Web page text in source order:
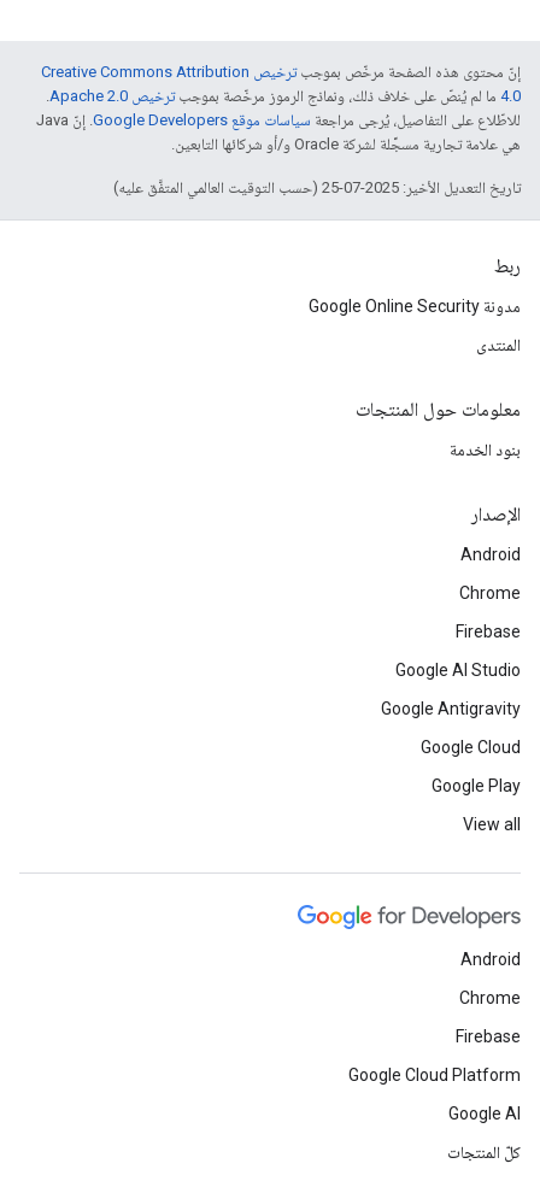
إنّ محتوى هذه الصفحة مرخّص بموجب
ترخيص Creative Commons Attribution
4.0‏ ما لم يُنصّ على خلاف ذلك، ونماذج الرموز مرخّصة بموجبترخيص Apache 2.0‏
.
للاطّلاع على التفاصيل، يُرجى مراجعة سياسات موقع Google Developers‏
. إنّ Java
هي علامة تجارية مسجَّلة لشركة Oracle و/أو شركائها التابعين.
تاريخ التعديل الأخير: 2025-07-25 (حسب التوقيت العالمي المتفَّق عليه)
ربط
مدونة Google Online Security
المنتدى
معلومات حول المنتجات
بنود الخدمة
الإصدار
Android
Chrome
Firebase
Google AI Studio
Google Antigravity
Google Cloud
Google Play
View all
Android
Chrome
Firebase
Google Cloud Platform
Google AI
كلّ المنتجات